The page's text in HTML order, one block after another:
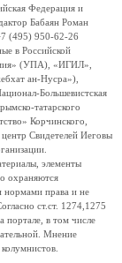
Федерация и
Бабаян Роман
(495) 950-62-26
в Российской
(УПА), «ИГИЛ»,
ан-Нусра»),
Большевистская
татарского
Корчинского,
Свидетелей Иеговы
элементы
охраняются
нормами права и не
ст.ст. 1274,1275
портале, в том числе
Мнение